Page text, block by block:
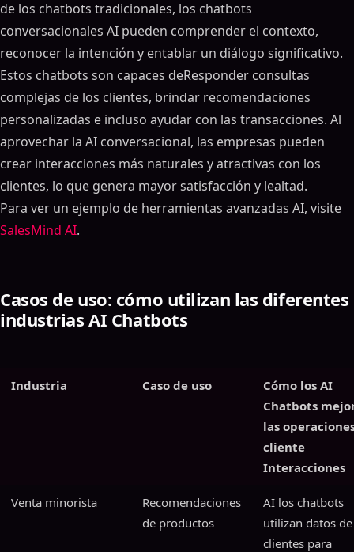
de los chatbots tradicionales, los chatbots
conversacionales AI pueden comprender el contexto,
reconocer la intención y entablar un diálogo significativo.
Estos chatbots son capaces deResponder consultas
complejas de los clientes, brindar recomendaciones
personalizadas e incluso ayudar con las transacciones. Al
aprovechar la AI conversacional, las empresas pueden
crear interacciones más naturales y atractivas con los
clientes, lo que genera mayor satisfacción y lealtad.
Para ver un ejemplo de herramientas avanzadas AI, visite
SalesMind AI.
Casos de uso: cómo utilizan las diferentes
industrias AI Chatbots
Industria Caso de uso
Cómo los AI
Chatbots
las
cliente
Interacciones
Venta minorista
Recomendaciones
de productos
AI los chatbots
utilizan datos de
clientes para